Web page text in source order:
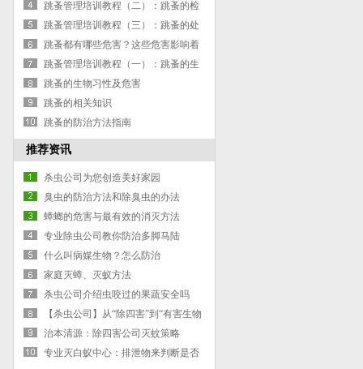
跳蚤管理培训教程（二）：跳蚤的检
查
跳蚤管理培训教程（三）：跳蚤的处
理
跳蚤都有哪些危害？这些危害影响着
您的生活！
跳蚤管理培训教程（一）：跳蚤的生
物习性及危害
跳蚤的生物习性及危害
跳蚤的相关知识
跳蚤的防治方法指南
推荐资讯
杀虫公司为您创造美好家园
臭虫的防治方法和除臭虫的办法
蟑螂的危害与最有效的消灭方法
专业除虫公司教你防治多脚马陆
什么叫病媒生物？怎么防治
家庭灭蟑、灭蚁方法
杀虫公司介绍虫咬过的果蔬安全吗
【杀虫公司】从“除四害”到“有害生物
管理”
治本清源：除四害公司灭蚊策略
专业灭白蚁中心：排泄物来判断是否